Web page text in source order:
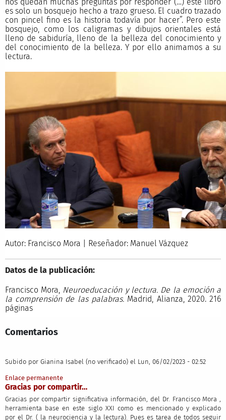
es solo un bosquejo hecho a trazo grueso. El cuadro trazado
con pincel fino es la historia todavía por hacer”. Pero este
bosquejo, como los caligramas y dibujos orientales está
lleno de sabiduría, lleno de la belleza del conocimiento y
del conocimiento de la belleza. Y por ello animamos a su
lectura.
Autor: Francisco Mora | Reseñador: Manuel Vázquez
Datos de la publicación:
Francisco Mora, Neuroeducación y lectura. De la emoción a
la comprensión de las palabras. Madrid, Alianza, 2020. 216
páginas
Comentarios
Subido por Gianina Isabel (no verificado) el Lun, 06/02/2023 - 02:52
Enlace permanente
Gracias por compartir…
Gracias por compartir significativa información, del Dr. Francisco Mora ,
herramienta base en este siglo XXI como es mencionado y explicado
por el Dr. ( la neurociencia y la lectura). Pues es tarea de todos seguir